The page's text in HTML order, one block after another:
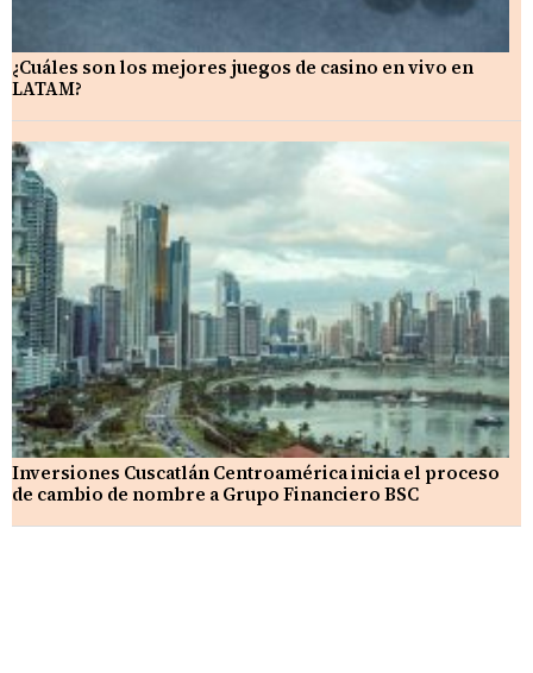
¿Cuáles son los mejores juegos de casino en vivo en
LATAM?
Inversiones Cuscatlán Centroamérica inicia el proceso
de cambio de nombre a Grupo Financiero BSC